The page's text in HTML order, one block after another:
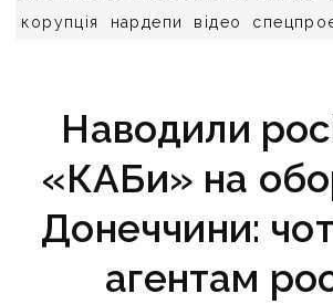
корупція
нардепи відео
Наводили
«КАБи» на
Донеччини:
агентам